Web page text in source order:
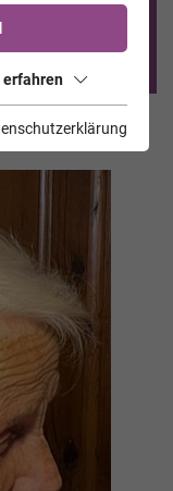
registriert?
<<
erfahren